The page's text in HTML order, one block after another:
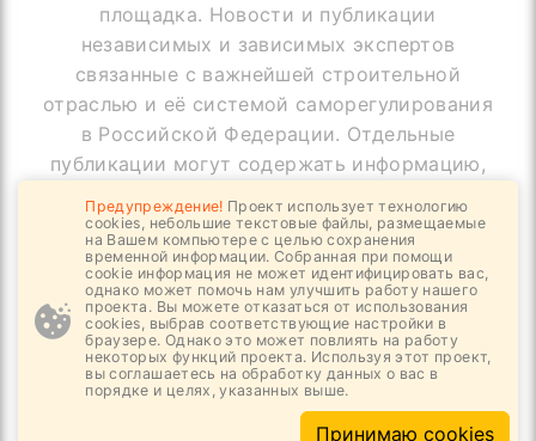
площадка. Новости и публикации
независимых и зависимых экспертов
связанные с важнейшей строительной
отраслью и её системой саморегулирования
в Российской Федерации. Отдельные
публикации могут содержать информацию,
до 18 лет
© Copyright За-Строй.РФ, 2019 - 2026
Все права защищены
Предупреждение! Проект использует технологию
cookies, небольшие текстовые файлы, размещаемые
на Вашем компьютере с целью сохранения
временной информации. Собранная при помощи
cookie информация не может идентифицировать вас,
однако может помочь нам улучшить работу нашего
проекта. Вы можете отказаться от использования
cookies, выбрав соответствующие настройки в
браузере. Однако это может повлиять на работу
некоторых функций проекта. Используя этот проект,
вы соглашаетесь на обработку данных о вас в
порядке и целях, указанных выше.
Принимаю cookies